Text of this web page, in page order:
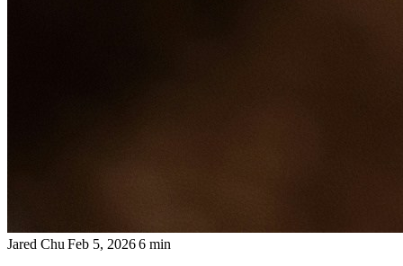
Jared Chu Feb 5, 20266 min